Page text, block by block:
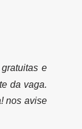
e
da vaga.
nos avise